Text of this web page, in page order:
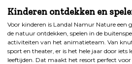
Kinderen ontdekken en
Voor kinderen is Landal Namur Nature een
de natuur ontdekken, spelen in de
activiteiten van het animatieteam. Van
sport en theater, er is het hele jaar door iets
leeftijden. Dat maakt het resort perfect